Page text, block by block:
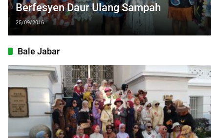
Berfesyen Daur Ulang Sampah
25/09/2016
Bale Jabar